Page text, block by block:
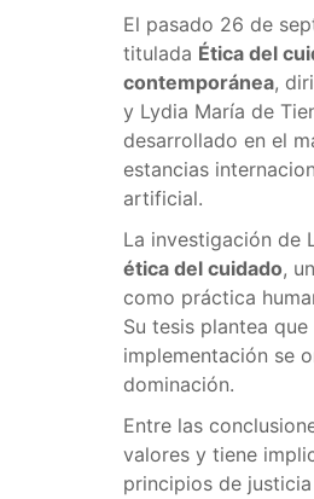
El pasado 26 de
titulada Ética del
contemporánea,
y Lydia María de
desarrollado en el
estancias
artificial.
La investigación de
ética del cuidado,
como práctica
Su tesis plantea
implementación se
dominación.
Entre las
valores y tiene
principios de